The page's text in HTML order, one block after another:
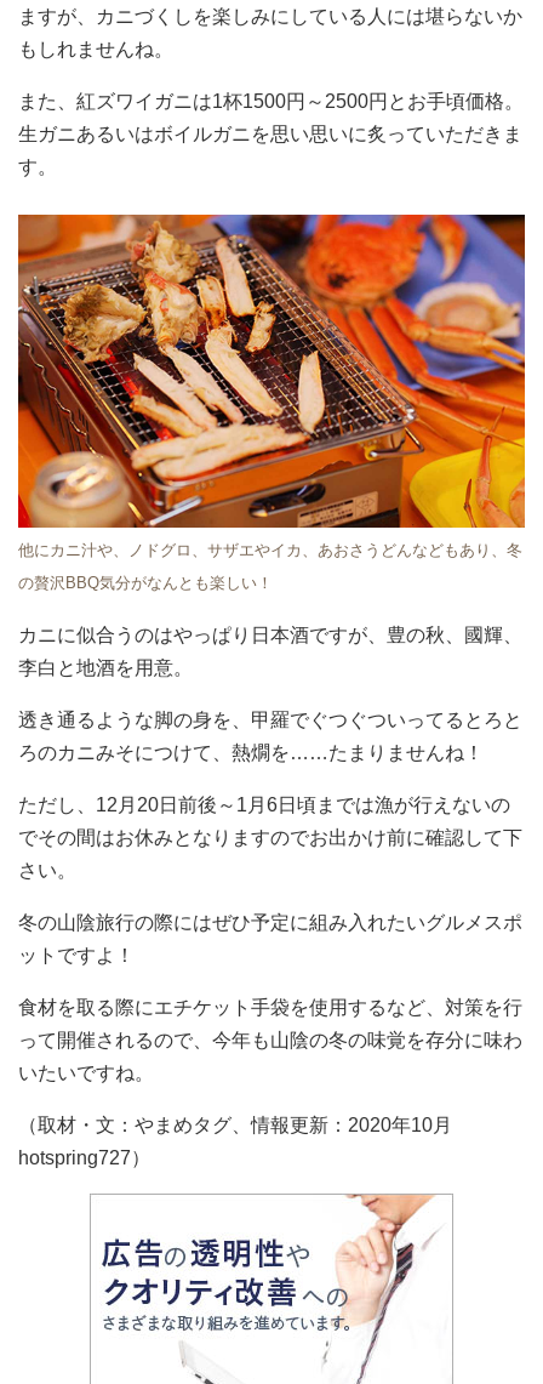
ますが、カニづくしを楽しみにしている人には堪らないか
もしれませんね。
また、紅ズワイガニは1杯1500円～2500円とお手頃価格。
生ガニあるいはボイルガニを思い思いに炙っていただきま
す。
他にカニ汁や、ノドグロ、サザエやイカ、あおさうどんなどもあり、冬
の贅沢BBQ気分がなんとも楽しい！
カニに似合うのはやっぱり日本酒ですが、豊の秋、國輝、
李白と地酒を用意。
透き通るような脚の身を、甲羅でぐつぐついってるとろと
ろのカニみそにつけて、熱燗を……たまりませんね！
ただし、12月20日前後～1月6日頃までは漁が行えないの
でその間はお休みとなりますのでお出かけ前に確認して下
さい。
冬の山陰旅行の際にはぜひ予定に組み入れたいグルメスポ
ットですよ！
食材を取る際にエチケット手袋を使用するなど、対策を行
って開催されるので、今年も山陰の冬の味覚を存分に味わ
いたいですね。
（取材・文：やまめタグ、情報更新：2020年10月
hotspring727）